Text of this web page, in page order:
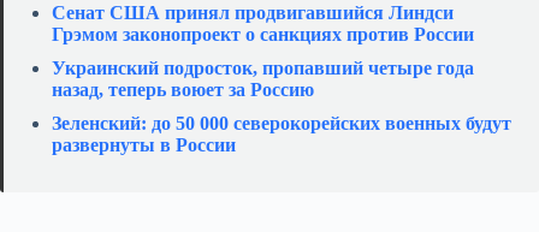
Сенат США принял продвигавшийся Линдси
Грэмом законопроект о санкциях против России
Украинский подросток, пропавший четыре года
назад, теперь воюет за Россию
Зеленский: до 50 000 северокорейских военных будут
развернуты в России